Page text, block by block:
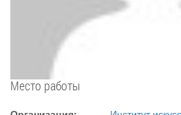
Место работы